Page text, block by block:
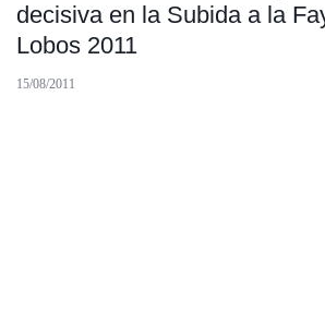
decisiva en la Subida a la
Lobos 2011
15/08/2011